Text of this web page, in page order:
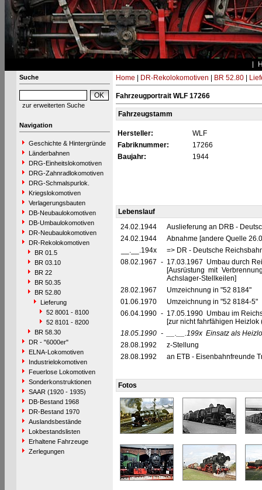
Suche
zur erweiterten Suche
Navigation
Geschichte & Hintergründe
Länderbahnen
DRG-Einheitslokomotiven
DRG-Zahnradlokomotiven
DRG-Schmalspurlok.
Kriegslokomotiven
Verlagerungsbauten
DB-Neubaulokomotiven
DB-Umbaulokomotiven
DR-Neubaulokomotiven
DR-Rekolokomotiven
BR 01.5
BR 03.10
BR 22
BR 50.35
BR 52.80
Lieferung
52 8001 - 8100
52 8101 - 8200
BR 58.30
DR - "6000er"
ELNA-Lokomotiven
Industrielokomotiven
Feuerlose Lokomotiven
Sonderkonstruktionen
SAAR (1920 - 1935)
DB-Bestand 1968
DR-Bestand 1970
Auslandsbestände
Lokbestandslisten
Erhaltene Fahrzeuge
Zerlegungen
Home DR-Rekolokomotiven BR 52.80|
Fahrzeugportrait WLF 17266
Fahrzeugstamm
Hersteller:
WLF
Fabriknummer:
17266
Baujahr:
1944
Lebenslauf
24.02.1944
Auslieferung an DRB -
24.02.1944
Abnahme [andere Quelle
__.__.194x
=> DR - Deutsche
08.02.1967 - 17.03.1967 Umbau durch
[Ausrüstung mit
Achslager-Stellkeilen]
28.02.1967
Umzeichnung in "52 8184"
01.06.1970
Umzeichnung in "52 8184-5"
06.04.1990 - 17.05.1990 Umbau im
[zur nicht fahrfähigen
18.05.1990 - __.__.199x Einsatz als
28.08.1992
z-Stellung
28.08.1992
an ETB - Eisenbahnfreunde
Fotos